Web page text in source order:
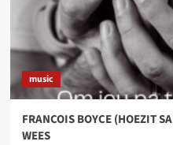
music
FRANCOIS BOYCE (HOEZIT
WEES